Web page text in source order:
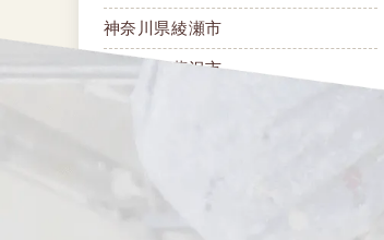
神奈川県綾瀬市
神奈川県藤沢市
カラーで探す